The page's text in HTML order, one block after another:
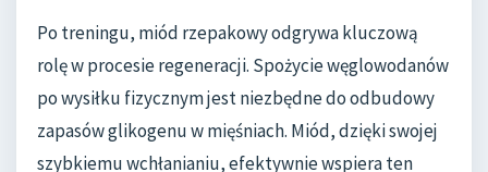
Po treningu, miód rzepakowy odgrywa kluczową
rolę w procesie regeneracji. Spożycie węglowodanów
po wysiłku fizycznym jest niezbędne do odbudowy
zapasów glikogenu w mięśniach. Miód, dzięki swojej
szybkiemu wchłanianiu, efektywnie wspiera ten